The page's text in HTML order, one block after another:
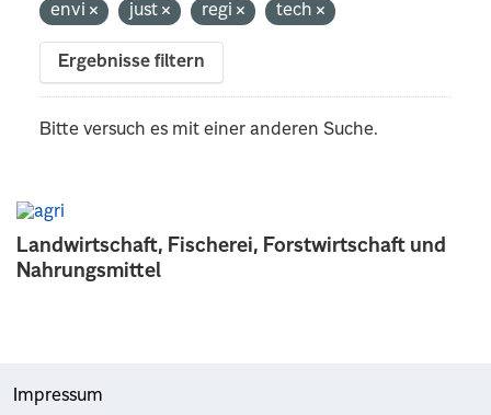
Landwirtschaft, Fischerei, Forstwirtschaft und
Nahrungsmittel
envi
just regi tech
Ergebnisse filtern
Bitte versuch es mit einer anderen Suche.
Impressum